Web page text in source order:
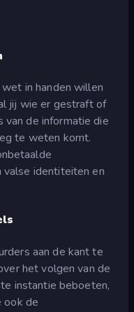
in handen willen
jij wie er gestraft of
van de informatie die
te weten komt.
valse identiteiten en
aan de kant te
het volgen van de
instantie beboeten,
ook de